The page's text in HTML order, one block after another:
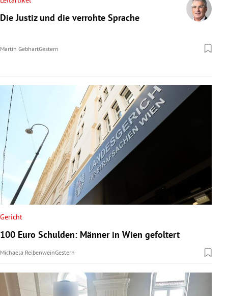
Die Justiz und die verrohte Sprache
Martin GebhartGestern
Gericht
100 Euro Schulden: Männer in Wien gefoltert
Michaela ReibenweinGestern